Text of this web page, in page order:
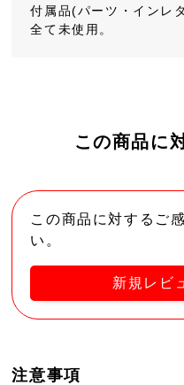
付属品(パーツ・インレ
全て未使用。
この商品に
この商品に対するご
い。
新規レビ
注意事項